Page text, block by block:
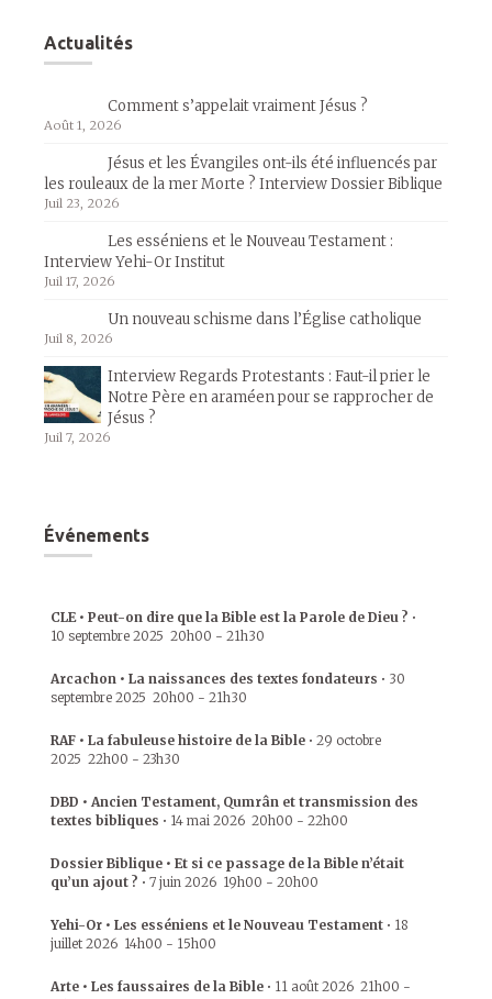
Actualités
Comment s’appelait vraiment Jésus ?
Août 1, 2026
Jésus et les Évangiles ont-ils été influencés par
les rouleaux de la mer Morte ? Interview Dossier Biblique
Juil 23, 2026
Les esséniens et le Nouveau Testament :
Interview Yehi-Or Institut
Juil 17, 2026
Un nouveau schisme dans l’Église catholique
Juil 8, 2026
Interview Regards Protestants : Faut-il prier le
Notre Père en araméen pour se rapprocher de
Jésus ?
Juil 7, 2026
Événements
CLE • Peut-on dire que la Bible est la Parole de Dieu ? •
10 septembre 2025 20h00 - 21h30
Arcachon • La naissances des textes fondateurs • 30
septembre 2025 20h00 - 21h30
RAF • La fabuleuse histoire de la Bible • 29 octobre
2025 22h00 - 23h30
DBD • Ancien Testament, Qumrân et transmission des
textes bibliques • 14 mai 2026 20h00 - 22h00
Dossier Biblique • Et si ce passage de la Bible n’était
qu’un ajout ? • 7 juin 2026 19h00 - 20h00
Yehi-Or • Les esséniens et le Nouveau Testament • 18
juillet 2026 14h00 - 15h00
Arte • Les faussaires de la Bible • 11 août 2026 21h00 -